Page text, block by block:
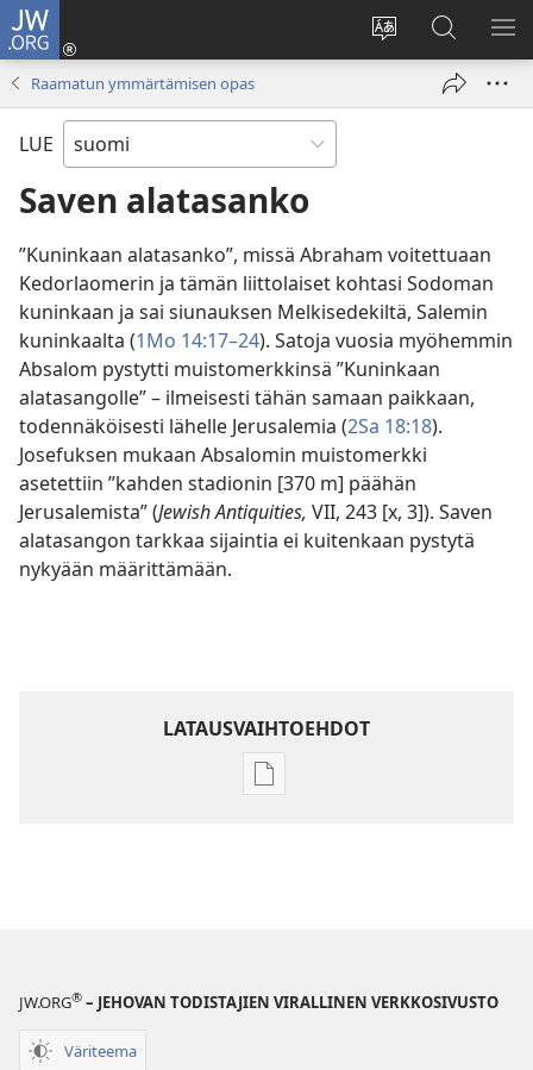
JW.ORG
Vaihda
sivuston
Kirjaudu
(avaa
Hae
JW.ORG-
sivustolta
Raamatun ymmärtämisen opas
LUE
Saven alatasanko
”Kuninkaan alatasanko”, missä Abraham voitettuaan
Kedorlaomerin ja tämän liittolaiset kohtasi Sodoman
kuninkaan ja sai siunauksen Melkisedekiltä, Salemin
kuninkaalta (1Mo 14:17–24). Satoja vuosia myöhemmin
Absalom pystytti muistomerkkinsä ”Kuninkaan
alatasangolle” – ilmeisesti tähän samaan paikkaan,
todennäköisesti lähelle Jerusalemia (2Sa 18:18).
Josefuksen mukaan Absalomin muistomerkki
asetettiin ”kahden stadionin [370 m] päähän
Jerusalemista” (Jewish Antiquities, VII, 243 [x, 3]). Saven
alatasangon tarkkaa sijaintia ei kuitenkaan pystytä
nykyään määrittämään.
LATAUSVAIHTOEHDOT
Julkaisujen
JW.ORG® – JEHOVAN TODISTAJIEN VIRALLINEN VERKKOSIVUSTO
Väriteema